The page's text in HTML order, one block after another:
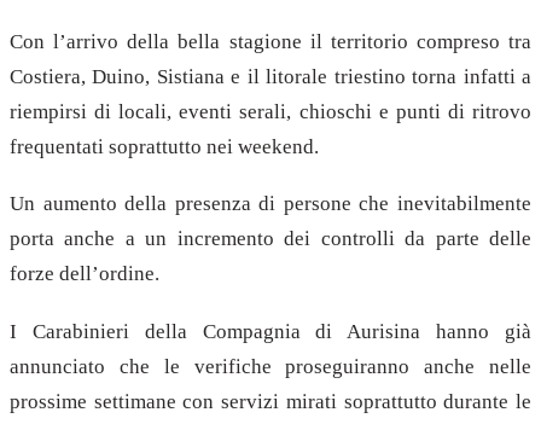
Con l’arrivo della bella stagione il territorio compreso tra
Costiera, Duino, Sistiana e il litorale triestino torna infatti a
riempirsi di locali, eventi serali, chioschi e punti di ritrovo
frequentati soprattutto nei weekend.
Un aumento della presenza di persone che inevitabilmente
porta anche a un incremento dei controlli da parte delle
forze dell’ordine.
I Carabinieri della Compagnia di Aurisina hanno già
annunciato che le verifiche proseguiranno anche nelle
prossime settimane con servizi mirati soprattutto durante le